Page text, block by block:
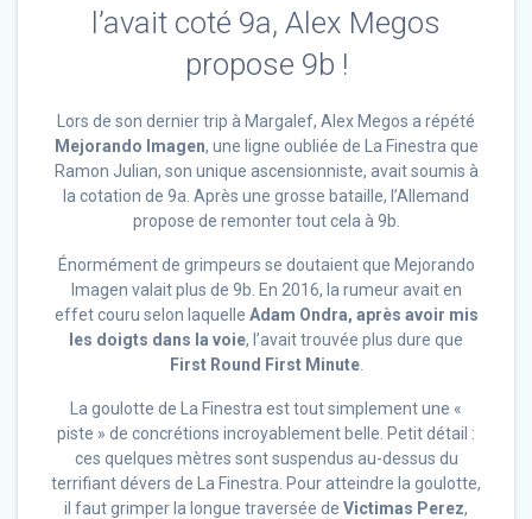
l’avait coté 9a, Alex Megos
propose 9b !
Lors de son dernier trip à Margalef, Alex Megos a répété
Mejorando Imagen, une ligne oubliée de La Finestra que
Ramon Julian, son unique ascensionniste, avait soumis à
la cotation de 9a. Après une grosse bataille, l’Allemand
propose de remonter tout cela à 9b.
Énormément de grimpeurs se doutaient que Mejorando
Imagen valait plus de 9b. En 2016, la rumeur avait en
effet couru selon laquelle Adam Ondra, après avoir mis
les doigts dans la voie, l’avait trouvée plus dure que
First Round First Minute.
La goulotte de La Finestra est tout simplement une «
piste » de concrétions incroyablement belle. Petit détail :
ces quelques mètres sont suspendus au-dessus du
terrifiant dévers de La Finestra. Pour atteindre la goulotte,
il faut grimper la longue traversée de Victimas Perez,